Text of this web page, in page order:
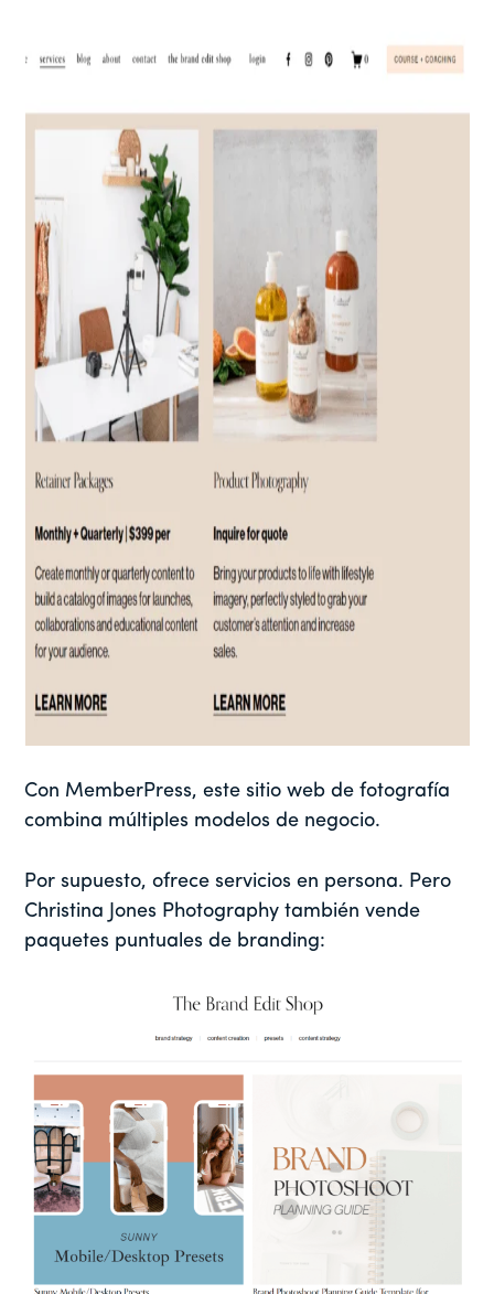
Con MemberPress, este sitio web de fotografía
combina múltiples modelos de negocio.
Por supuesto, ofrece servicios en persona. Pero
Christina Jones Photography también vende
paquetes puntuales de branding: